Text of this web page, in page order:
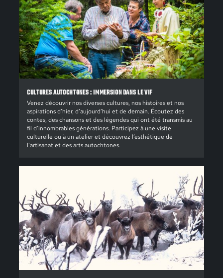
CULTURES AUTOCHTONES : IMMERSION DANS LE VIF
Venez découvrir nos diverses cultures, nos histoires et nos
aspirations d’hier, d’aujourd’hui et de demain. Écoutez des
contes, des chansons et des légendes qui ont été transmis au
fil d’innombrables générations. Participez à une visite
culturelle ou à un atelier et découvrez l’esthétique de
l’artisanat et des arts autochtones.